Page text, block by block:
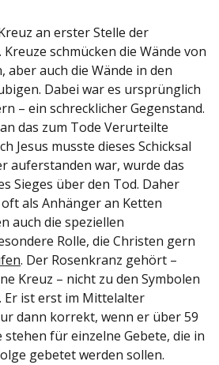
an erster Stelle der
schmücken die Wände von
aber auch die Wände in den
Dabei war es ursprünglich
– ein schrecklicher Gegenstand.
das zum Tode Verurteilte
Jesus musste dieses Schicksal
auferstanden war, wurde das
Sieges über den Tod. Daher
als Anhänger an Ketten
auch die speziellen
Rolle, die Christen gern
. Der Rosenkranz gehört –
Kreuz – nicht zu den Symbolen
Er ist erst im Mittelalter
dann korrekt, wenn er über 59
für einzelne Gebete, die in
gebetet werden sollen.